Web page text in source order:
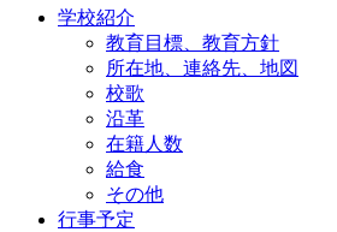
学校紹介
教育目標、教育方針
所在地、連絡先、地図
校歌
沿革
在籍人数
給食
その他
行事予定